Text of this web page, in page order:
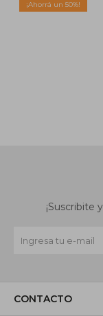
50
CONTACTO
¡Suscribite